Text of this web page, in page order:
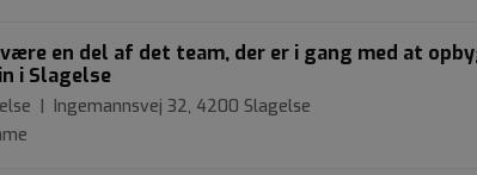
en del af det team, der er i gang med at
i Slagelse
| Ingemannsvej 32, 4200 Slagelse